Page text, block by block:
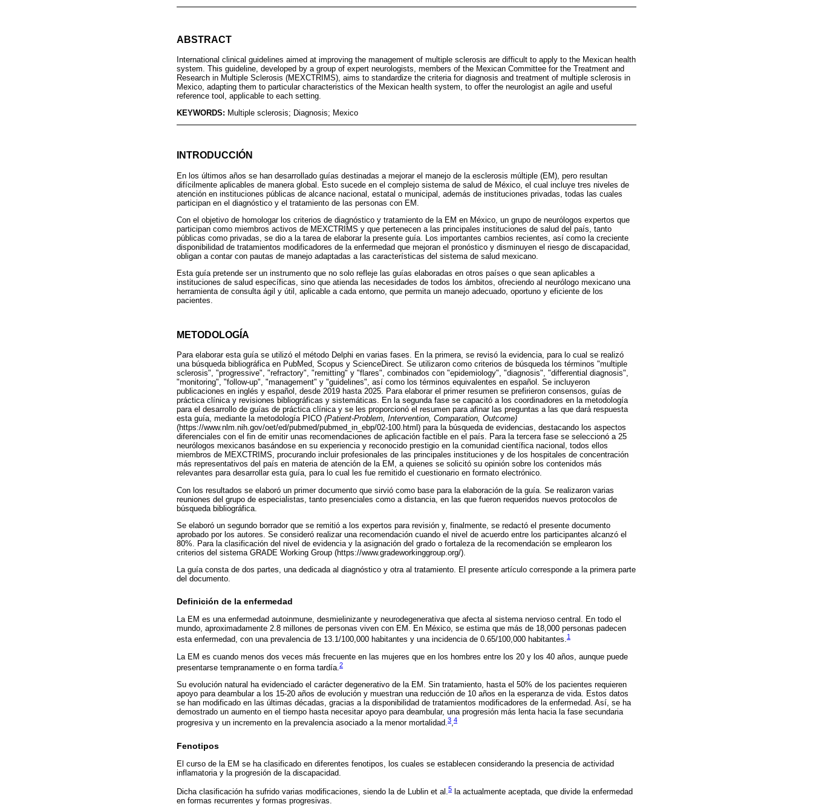
ABSTRACT
International clinical guidelines aimed at improving the management of multiple sclerosis are difficult to apply to the Mexican health
system. This guideline, developed by a group of expert neurologists, members of the Mexican Committee for the Treatment and
Research in Multiple Sclerosis (MEXCTRIMS), aims to standardize the criteria for diagnosis and treatment of multiple sclerosis in
Mexico, adapting them to particular characteristics of the Mexican health system, to offer the neurologist an agile and useful
reference tool, applicable to each setting.
KEYWORDS: Multiple sclerosis; Diagnosis; Mexico
INTRODUCCIÓN
En los últimos años se han desarrollado guías destinadas a mejorar el manejo de la esclerosis múltiple (EM), pero resultan
difícilmente aplicables de manera global. Esto sucede en el complejo sistema de salud de México, el cual incluye tres niveles de
atención en instituciones públicas de alcance nacional, estatal o municipal, además de instituciones privadas, todas las cuales
participan en el diagnóstico y el tratamiento de las personas con EM.
Con el objetivo de homologar los criterios de diagnóstico y tratamiento de la EM en México, un grupo de neurólogos expertos que
participan como miembros activos de MEXCTRIMS y que pertenecen a las principales instituciones de salud del país, tanto
públicas como privadas, se dio a la tarea de elaborar la presente guía. Los importantes cambios recientes, así como la creciente
disponibilidad de tratamientos modificadores de la enfermedad que mejoran el pronóstico y disminuyen el riesgo de discapacidad,
obligan a contar con pautas de manejo adaptadas a las características del sistema de salud mexicano.
Esta guía pretende ser un instrumento que no solo refleje las guías elaboradas en otros países o que sean aplicables a
instituciones de salud específicas, sino que atienda las necesidades de todos los ámbitos, ofreciendo al neurólogo mexicano una
herramienta de consulta ágil y útil, aplicable a cada entorno, que permita un manejo adecuado, oportuno y eficiente de los
pacientes.
METODOLOGÍA
Para elaborar esta guía se utilizó el método Delphi en varias fases. En la primera, se revisó la evidencia, para lo cual se realizó
una búsqueda bibliográfica en PubMed, Scopus y ScienceDirect. Se utilizaron como criterios de búsqueda los términos "multiple
sclerosis", "progressive", "refractory", "remitting" y "flares", combinados con "epidemiology", "diagnosis", "differential diagnosis",
"monitoring", "follow-up", "management" y "guidelines", así como los términos equivalentes en español. Se incluyeron
publicaciones en inglés y español, desde 2019 hasta 2025. Para elaborar el primer resumen se prefirieron consensos, guías de
práctica clínica y revisiones bibliográficas y sistemáticas. En la segunda fase se capacitó a los coordinadores en la metodología
para el desarrollo de guías de práctica clínica y se les proporcionó el resumen para afinar las preguntas a las que dará respuesta
esta guía, mediante la metodología PICO (Patient-Problem, Intervention, Comparation, Outcome)
(https://www.nlm.nih.gov/oet/ed/pubmed/pubmed_in_ebp/02-100.html) para la búsqueda de evidencias, destacando los aspectos
diferenciales con el fin de emitir unas recomendaciones de aplicación factible en el país. Para la tercera fase se seleccionó a 25
neurólogos mexicanos basándose en su experiencia y reconocido prestigio en la comunidad científica nacional, todos ellos
miembros de MEXCTRIMS, procurando incluir profesionales de las principales instituciones y de los hospitales de concentración
más representativos del país en materia de atención de la EM, a quienes se solicitó su opinión sobre los contenidos más
relevantes para desarrollar esta guía, para lo cual les fue remitido el cuestionario en formato electrónico.
Con los resultados se elaboró un primer documento que sirvió como base para la elaboración de la guía. Se realizaron varias
reuniones del grupo de especialistas, tanto presenciales como a distancia, en las que fueron requeridos nuevos protocolos de
búsqueda bibliográfica.
Se elaboró un segundo borrador que se remitió a los expertos para revisión y, finalmente, se redactó el presente documento
aprobado por los autores. Se consideró realizar una recomendación cuando el nivel de acuerdo entre los participantes alcanzó el
80%. Para la clasificación del nivel de evidencia y la asignación del grado o fortaleza de la recomendación se emplearon los
criterios del sistema GRADE Working Group (https://www.gradeworkinggroup.org/).
La guía consta de dos partes, una dedicada al diagnóstico y otra al tratamiento. El presente artículo corresponde a la primera parte
del documento.
Definición de la enfermedad
La EM es una enfermedad autoinmune, desmielinizante y neurodegenerativa que afecta al sistema nervioso central. En todo el
mundo, aproximadamente 2.8 millones de personas viven con EM. En México, se estima que más de 18,000 personas padecen
esta enfermedad, con una prevalencia de 13.1/100,000 habitantes y una incidencia de 0.65/100,000 habitantes.1
La EM es cuando menos dos veces más frecuente en las mujeres que en los hombres entre los 20 y los 40 años, aunque puede
presentarse tempranamente o en forma tardía.2
Su evolución natural ha evidenciado el carácter degenerativo de la EM. Sin tratamiento, hasta el 50% de los pacientes requieren
apoyo para deambular a los 15-20 años de evolución y muestran una reducción de 10 años en la esperanza de vida. Estos datos
se han modificado en las últimas décadas, gracias a la disponibilidad de tratamientos modificadores de la enfermedad. Así, se ha
demostrado un aumento en el tiempo hasta necesitar apoyo para deambular, una progresión más lenta hacia la fase secundaria
progresiva y un incremento en la prevalencia asociado a la menor mortalidad.3,4
Fenotipos
El curso de la EM se ha clasificado en diferentes fenotipos, los cuales se establecen considerando la presencia de actividad
inflamatoria y la progresión de la discapacidad.
Dicha clasificación ha sufrido varias modificaciones, siendo la de Lublin et al.5 la actualmente aceptada, que divide la enfermedad
en formas recurrentes y formas progresivas.